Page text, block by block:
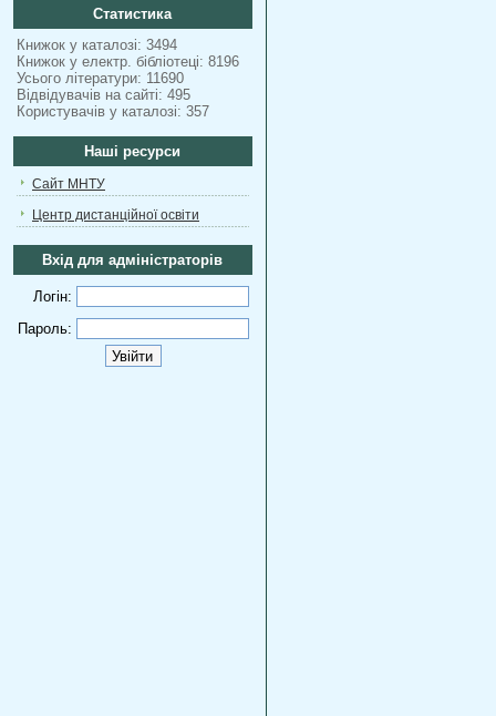
Статистика
Книжок у каталозі: 3494
Книжок у електр. бібліотеці: 8196
Усього літератури: 11690
Відвідувачів на сайті: 495
Користувачів у каталозі: 357
Наші ресурси
Сайт МНТУ
Центр дистанційної освіти
Вхід для адміністраторів
Логін:
Пароль: